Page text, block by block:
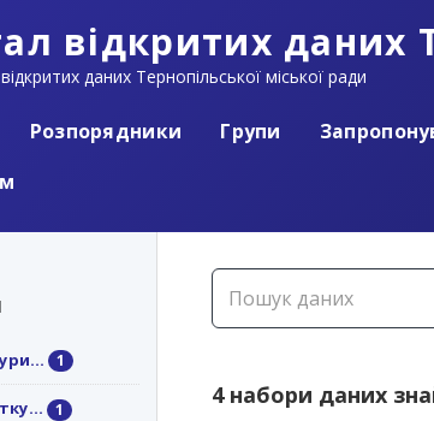
відкритих даних
даних Тернопільської міської ради
Розпорядники Групи
1
1
4 набори даних